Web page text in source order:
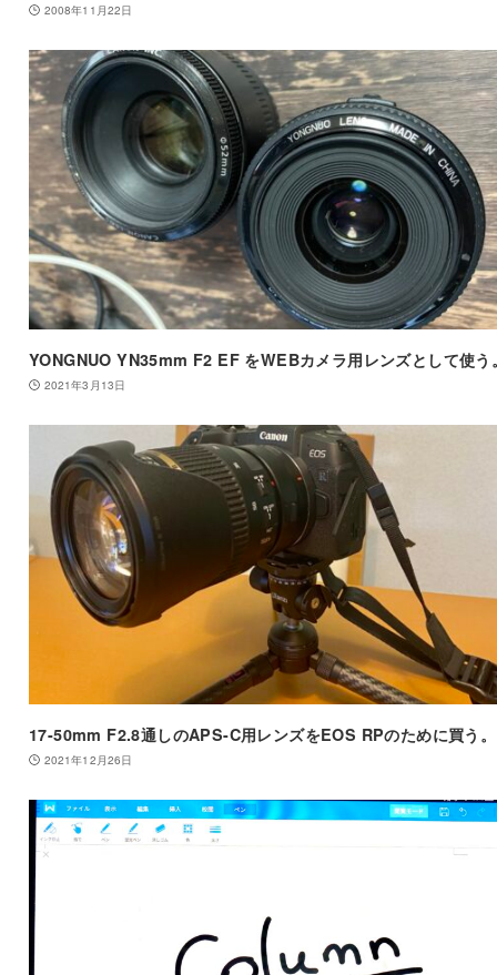
2008年11月22日
YONGNUO YN35mm F2 EF をWEBカメラ用レンズとして使う
2021年3月13日
17-50mm F2.8通しのAPS-C用レンズをEOS RPのために買う。
2021年12月26日